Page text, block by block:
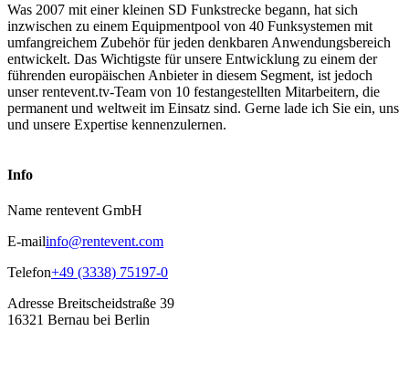
Was 2007 mit einer kleinen SD Funkstrecke begann, hat sich
inzwischen zu einem Equipmentpool von 40 Funksystemen mit
umfangreichem Zubehör für jeden denkbaren Anwendungsbereich
entwickelt. Das Wichtigste für unsere Entwicklung zu einem der
führenden europäischen Anbieter in diesem Segment, ist jedoch
unser rentevent.tv-Team von 10 festangestellten Mitarbeitern, die
permanent und weltweit im Einsatz sind. Gerne lade ich Sie ein, uns
und unsere Expertise kennenzulernen.
Info
Name rentevent GmbH
E-mailinfo@rentevent.com
Telefon+49 (3338) 75197-0
Adresse Breitscheidstraße 39
16321 Bernau bei Berlin